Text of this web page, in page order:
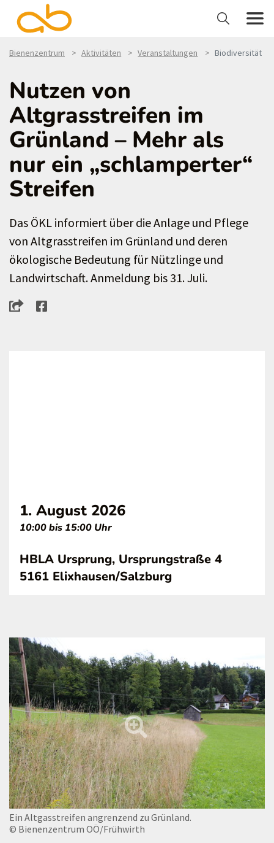
Bienenzentrum Aktivitäten Veranstaltungen Biodiversität
Nutzen von
Altgrasstreifen im
Grünland – Mehr als
nur ein „schlamperter“
Streifen
Das ÖKL informiert über die Anlage und Pflege
von Altgrasstreifen im Grünland und deren
ökologische Bedeutung für Nützlinge und
Landwirtschaft. Anmeldung bis 31. Juli.
1. August 2026
10:00 bis 15:00 Uhr
HBLA Ursprung, Ursprungstraße 4
5161 Elixhausen/Salzburg
Ein Altgasstreifen angrenzend zu Grünland.
© Bienenzentrum OÖ/Frühwirth